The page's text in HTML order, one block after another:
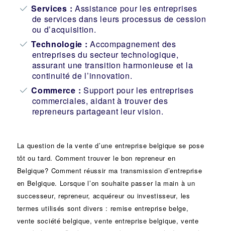
Services : Assistance pour les entreprises
de services dans leurs processus de cession
ou d’acquisition.
Technologie : Accompagnement des
entreprises du secteur technologique,
assurant une transition harmonieuse et la
continuité de l’innovation.
Commerce : Support pour les entreprises
commerciales, aidant à trouver des
repreneurs partageant leur vision.
La question de la vente d’une entreprise belgique se pose
tôt ou tard. Comment trouver le bon repreneur en
Belgique? Comment réussir ma transmission d’entreprise
en Belgique. Lorsque l’on souhaite passer la main à un
successeur, repreneur, acquéreur ou investisseur, les
termes utilisés sont divers : remise entreprise belge,
vente société belgique, vente entreprise belgique, vente